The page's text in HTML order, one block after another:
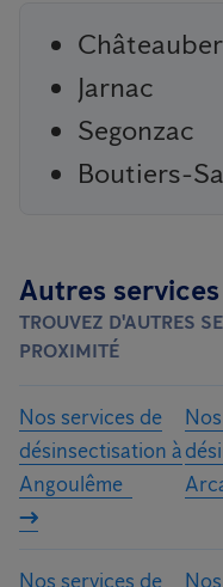
Jarnac
Segonzac
Boutiers-
Autres
TROUVEZ D'AUTRES
PROXIMITÉ
Nos services de
désinsectisation à
Angoulême
Nos services de